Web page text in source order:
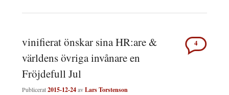
vinifierat önskar sina HR:are &
världens övriga invånare en
Fröjdefull Jul
Publicerat2015-12-24avLars Torstenson
4